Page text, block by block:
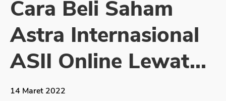
Sekuritas Saham
Bank Digital
Crypto
Assets Crypto
Cara Beli Saham
Astra Internasional
ASII Online Lewat...
14 Maret 2022